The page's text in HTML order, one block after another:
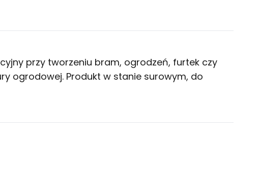
przy tworzeniu bram, ogrodzeń, furtek czy
ogrodowej. Produkt w stanie surowym, do